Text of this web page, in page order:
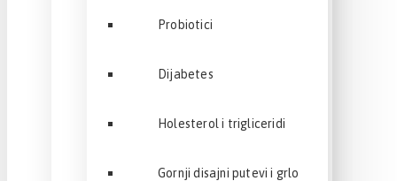
Probiotici
Dijabetes
Holesterol i trigliceridi
Gornji disajni putevi i grlo